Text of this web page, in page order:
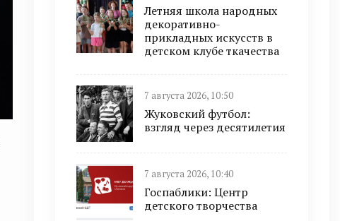
Летняя школа народных
декоративно-
прикладных искусств в
детском клубе ткачества
7 августа 2026, 10:50
Жуковский футбол:
взгляд через десятилетия
7 августа 2026, 10:40
Госпаблики: Центр
детского творчества